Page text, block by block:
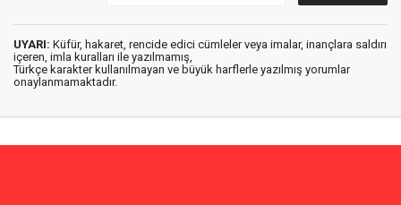
UYARI: Küfür, hakaret, rencide edici cümleler veya imalar, inançlara saldırı
içeren, imla kuralları ile yazılmamış,
Türkçe karakter kullanılmayan ve büyük harflerle yazılmış yorumlar
onaylanmamaktadır.